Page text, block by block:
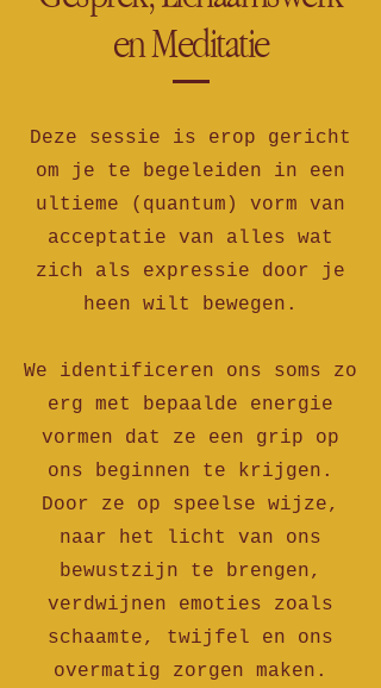
en Meditatie
Deze sessie is erop gericht
om je te begeleiden in een
ultieme (quantum) vorm van
acceptatie van alles wat
zich als expressie door je
heen wilt bewegen.
We identificeren ons soms zo
erg met bepaalde energie
vormen dat ze een grip op
ons beginnen te krijgen.
Door ze op speelse wijze,
naar het licht van ons
bewustzijn te brengen,
verdwijnen emoties zoals
schaamte, twijfel en ons
overmatig zorgen maken.